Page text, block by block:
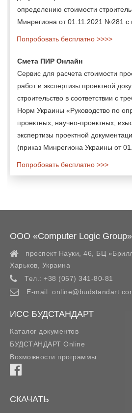
определению стоимости
Минрегиона от 01.11.2021 №281 с
Попробовать бесплатно >>>>
Смета ПИР Онлайн
Сервис для расчета стоимости
работ и экспертизы проектной
строительство в соответствии с
Норм Украины «Руководство по
проектных, научно-проектных,
экспертизы проектной
(приказ Минрегиона Украины от
Попробовать бесплатно >>>
ООО «Computer Logic Group»
проспект Науки, 46, БЦ
Харьков
Украина
Тел.: +38 (057) 341-80-81
E-mail:
ИСС БУДСТАНДАРТ
Каталог документов
БУДСТАНДАРТ Online
Возможности программы
СКАЧАТЬ